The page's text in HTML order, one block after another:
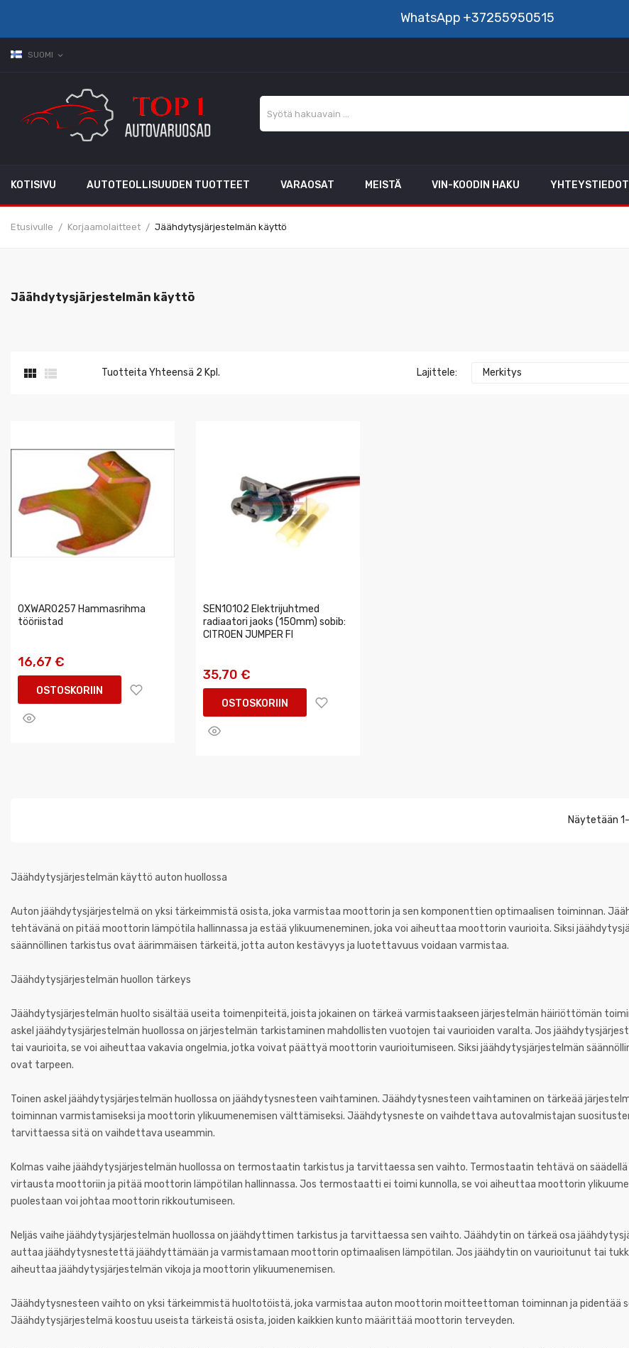
WhatsApp +37255950515
SUOMI expand_more
KOTISIVU AUTOTEOLLISUUDEN TUOTTEET VARAOSAT MEISTÄ VIN-KOODIN HAKU YHTEYSTIEDOT
Etusivulle Korjaamolaitteet Jäähdytysjärjestelmän käyttö
Jäähdytysjärjestelmän käyttö
  Tuotteita Yhteensä 2 Kpl. Lajittele: Merkitys
0XWAR0257 Hammasrihma
tööriistad
16,67 €
OSTOSKORIIN
SEN10102 Elektrijuhtmed
radiaatori jaoks (150mm) sobib:
CITROEN JUMPER FI
35,70 €
OSTOSKORIIN
Näytetään
Jäähdytysjärjestelmän käyttö auton huollossa
Auton jäähdytysjärjestelmä on yksi tärkeimmistä osista, joka varmistaa moottorin ja sen komponenttien optimaalisen toiminnan.
tehtävänä on pitää moottorin lämpötila hallinnassa ja estää ylikuumeneminen, joka voi aiheuttaa moottorin vaurioita. Siksi
säännöllinen tarkistus ovat äärimmäisen tärkeitä, jotta auton kestävyys ja luotettavuus voidaan varmistaa.
Jäähdytysjärjestelmän huollon tärkeys
Jäähdytysjärjestelmän huolto sisältää useita toimenpiteitä, joista jokainen on tärkeä varmistaakseen järjestelmän häiriöttömän
askel jäähdytysjärjestelmän huollossa on järjestelmän tarkistaminen mahdollisten vuotojen tai vaurioiden varalta. Jos
tai vaurioita, se voi aiheuttaa vakavia ongelmia, jotka voivat päättyä moottorin vaurioitumiseen. Siksi jäähdytysjärjestelmän
ovat tarpeen.
Toinen askel jäähdytysjärjestelmän huollossa on jäähdytysnesteen vaihtaminen. Jäähdytysnesteen vaihtaminen on tärkeää
toiminnan varmistamiseksi ja moottorin ylikuumenemisen välttämiseksi. Jäähdytysneste on vaihdettava autovalmistajan
tarvittaessa sitä on vaihdettava useammin.
Kolmas vaihe jäähdytysjärjestelmän huollossa on termostaatin tarkistus ja tarvittaessa sen vaihto. Termostaatin tehtävä on
virtausta moottoriin ja pitää moottorin lämpötilan hallinnassa. Jos termostaatti ei toimi kunnolla, se voi aiheuttaa moottorin
puolestaan voi johtaa moottorin rikkoutumiseen.
Neljäs vaihe jäähdytysjärjestelmän huollossa on jäähdyttimen tarkistus ja tarvittaessa sen vaihto. Jäähdytin on tärkeä osa
auttaa jäähdytysnestettä jäähdyttämään ja varmistamaan moottorin optimaalisen lämpötilan. Jos jäähdytin on vaurioitunut tai
aiheuttaa jäähdytysjärjestelmän vikoja ja moottorin ylikuumenemisen.
Jäähdytysnesteen vaihto on yksi tärkeimmistä huoltotöistä, joka varmistaa auton moottorin moitteettoman toiminnan ja pidentää
Jäähdytysjärjestelmä koostuu useista tärkeistä osista, joiden kaikkien kunto määrittää moottorin terveyden.